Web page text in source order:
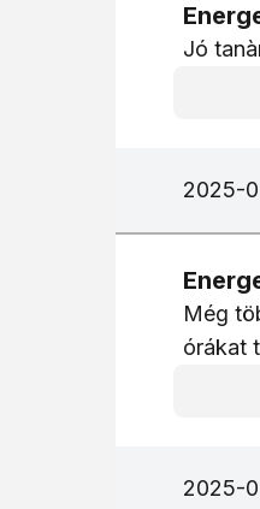
Jó
2025-
Még
órákat
2025-